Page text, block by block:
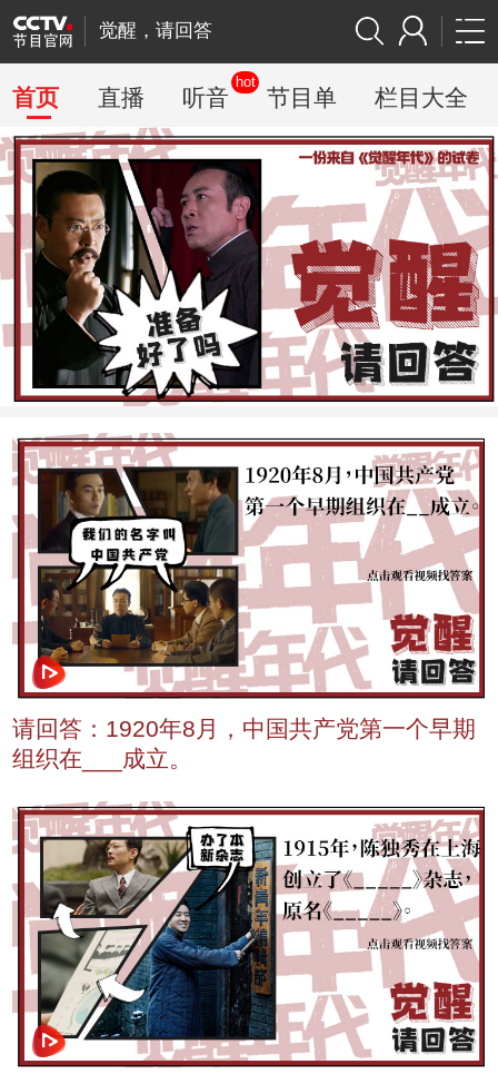
觉醒，请回答
首页 直播 听音
hot
节目单 栏目大全
请回答：1920年8月，中国共产党第一个早期
组织在___成立。